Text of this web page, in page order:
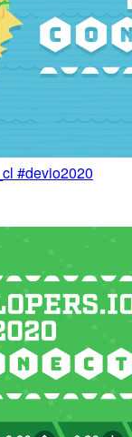
#devio2020